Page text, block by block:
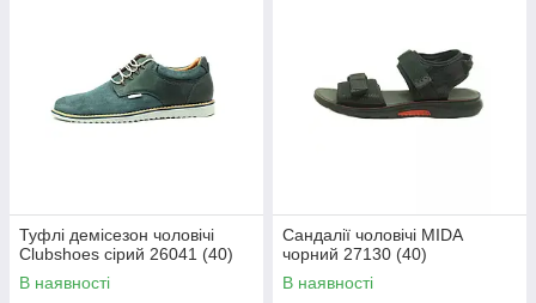
Туфлі демісезон чоловічі
Clubshoes сірий 26041 (40)
В наявності
Сандалії чоловічі MIDA
чорний 27130 (40)
В наявності